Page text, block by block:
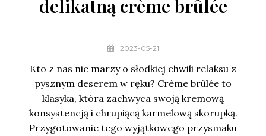
delikatną crème brûlée
2023-05-21
Kto z nas nie marzy o słodkiej chwili relaksu z
pysznym deserem w ręku? Crème brûlée to
klasyka, która zachwyca swoją kremową
konsystencją i chrupiącą karmelową skorupką.
Przygotowanie tego wyjątkowego przysmaku